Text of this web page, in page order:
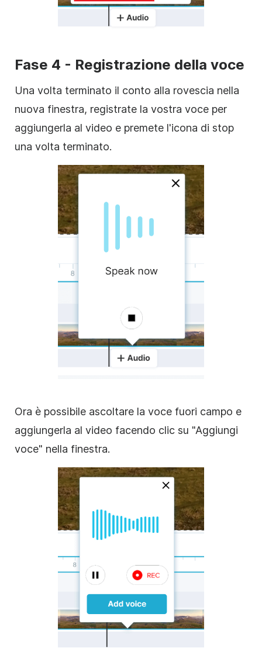
Fase 4 - Registrazione della voce
Una volta terminato il conto alla rovescia nella
nuova finestra, registrate la vostra voce per
aggiungerla al video e premete l'icona di stop
una volta terminato.
Ora è possibile ascoltare la voce fuori campo e
aggiungerla al video facendo clic su "Aggiungi
voce" nella finestra.